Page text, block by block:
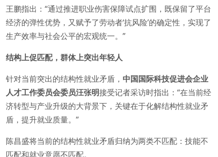
王鹏指出：“通过推进职业伤害保障试点扩围，既保留了平台
经济的弹性优势，又赋予了劳动者‘抗风险’的确定性，实现了
生产效率与社会公平的宏观统一。”
结构上促匹配，群体上突出年轻人
针对当前突出的结构性就业矛盾， 中国国际科技促进会企业
人才工作委员会委员汪张明接受记者采访时指出：“在当前经
济转型与产业升级的大背景下，关键在于化解结构性就业矛
盾，提升就业质量。”
陈昌盛将当前的结构性就业矛盾归纳为两类不匹配：技能不
匹配和就业意愿不匹配。